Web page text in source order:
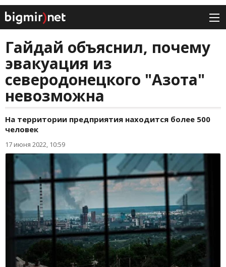
Гайдай объяснил, почему
эвакуация из
северодонецкого "Азота"
невозможна
На территории предприятия находится более 500
человек
17 июня 2022, 10:59